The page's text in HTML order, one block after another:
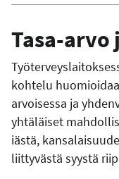
Tasa-arvo
kohtelu
arvoisessa ja
yhtäläiset
iästä,
liittyvästä syystä